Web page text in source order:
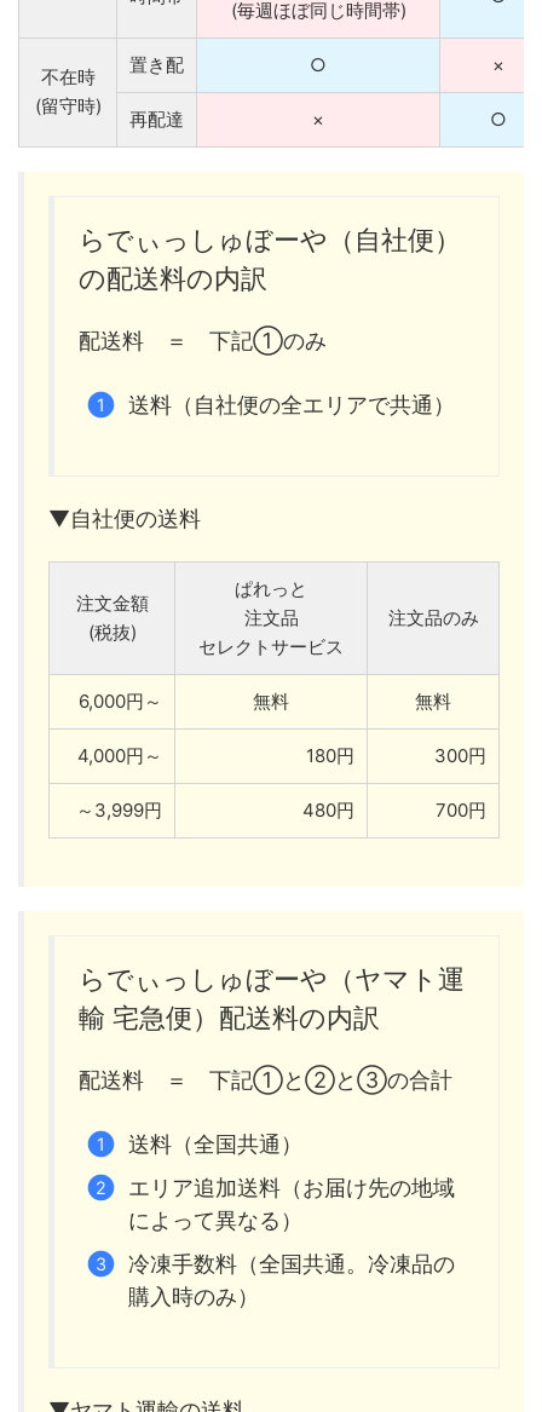
(毎週ほぼ同じ時間帯)
不在時
(留守時)
置き配 ○ ×
再配達 × ○
らでぃっしゅぼーや（自社便）
の配送料の内訳
配送料 ＝ 下記①のみ
送料（自社便の全エリアで共通）
▼自社便の送料
注文金額
(税抜)
ぱれっと
注文品
セレクトサービス
注文品のみ
6,000円～ 無料 無料
4,000円～ 180円 300円
～3,999円 480円 700円
らでぃっしゅぼーや（ヤマト運
輸 宅急便）配送料の内訳
配送料 ＝ 下記①と②と③の合計
送料（全国共通）
エリア追加送料（お届け先の地域
によって異なる）
冷凍手数料（全国共通。冷凍品の
購入時のみ）